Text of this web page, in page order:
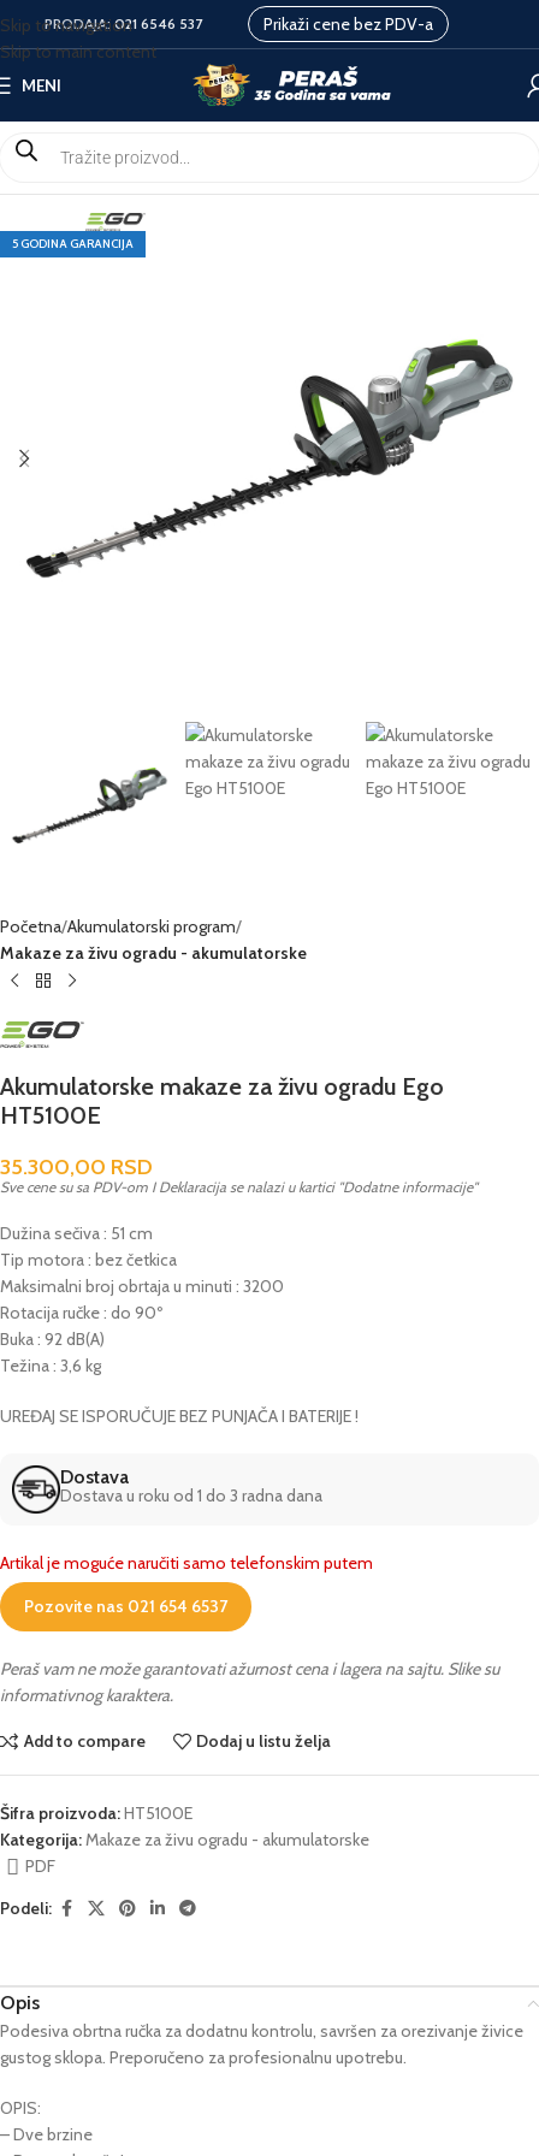
Skip to navigation
Skip to main content
PRODAJA:021 6546 537 Prikaži cene bez PDV-a
MENI
5 GODINA GARANCIJA
Početna Akumulatorski program
Makaze za živu ogradu - akumulatorske
Akumulatorske makaze za živu ogradu Ego
HT5100E
35.300,00 RSD
Sve cene su sa PDV-om I Deklaracija se nalazi u kartici "Dodatne informacije"
Dužina sečiva : 51 cm
Tip motora : bez četkica
Maksimalni broj obrtaja u minuti : 3200
Rotacija ručke : do 90º
Buka : 92 dB(A)
Težina : 3,6 kg
UREĐAJ SE ISPORUČUJE BEZ PUNJAČA I BATERIJE !
Dostava
Dostava u roku od 1 do 3 radna dana
Artikal je moguće naručiti samo telefonskim putem
Pozovite nas 021 654 6537
Peraš vam ne može garantovati ažurnost cena i lagera na sajtu. Slike su
informativnog karaktera.
Add to compare Dodaj u listu želja
Šifra proizvoda:HT5100E
Kategorija: Makaze za živu ogradu - akumulatorske
PDF
Podeli:
Opis
Podesiva obrtna ručka za dodatnu kontrolu, savršen za orezivanje živice
gustog sklopa. Preporučeno za profesionalnu upotrebu.
OPIS:
– Dve brzine